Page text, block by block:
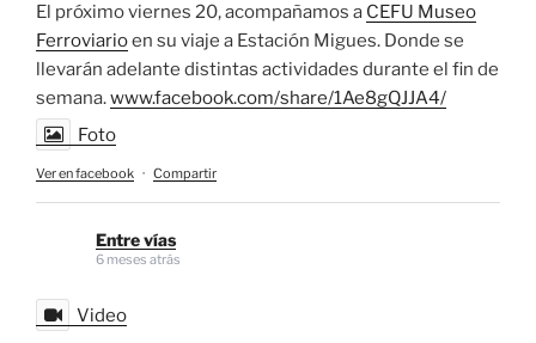
El próximo viernes 20, acompañamos a CEFU Museo
Ferroviarioen su viaje a Estación Migues. Donde se
llevarán adelante distintas actividades durante el fin de
semana.www.facebook.com/share/1Ae8gQJJA4/
Foto
Ver en facebook · Compartir
Entre vías
6 meses atrás
Video